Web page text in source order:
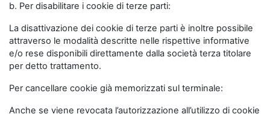
b. Per disabilitare i cookie di terze parti:
La disattivazione dei cookie di terze parti è inoltre possibile
attraverso le modalità descritte nelle rispettive informative
e/o rese disponibili direttamente dalla società terza titolare
per detto trattamento.
Per cancellare cookie già memorizzati sul terminale:
Anche se viene revocata l’autorizzazione all’utilizzo di cookie